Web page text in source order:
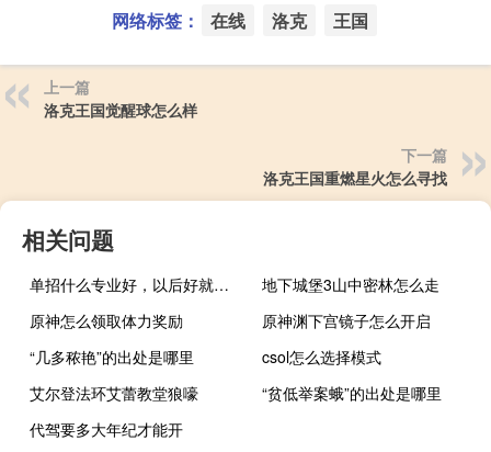
网络标签： 在线 洛克 王国
上一篇
洛克王国觉醒球怎么样
下一篇
洛克王国重燃星火怎么寻找
相关问题
单招什么专业好，以后好就业的
地下城堡3山中密林怎么走
原神怎么领取体力奖励
原神渊下宫镜子怎么开启
“几多秾艳”的出处是哪里
csol怎么选择模式
艾尔登法环艾蕾教堂狼嚎
“贫低举案蛾”的出处是哪里
代驾要多大年纪才能开